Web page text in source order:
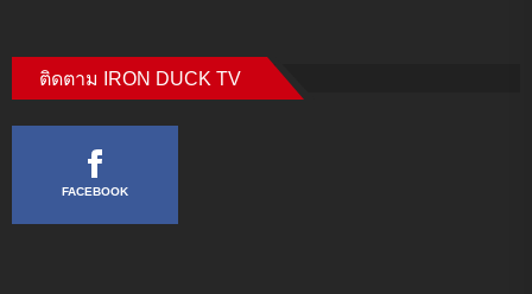
ติดตาม IRON DUCK TV
FACEBOOK